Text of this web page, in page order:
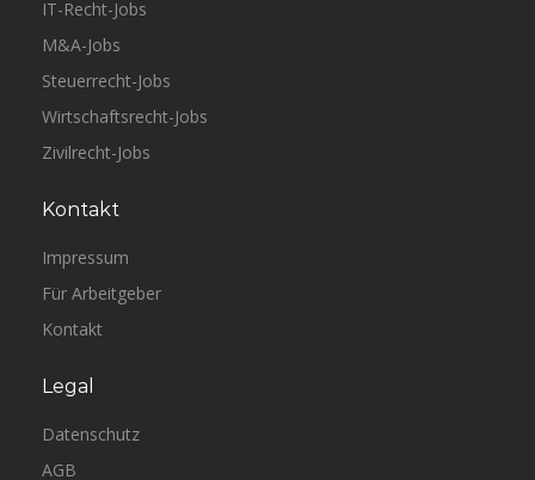
IT-Recht-Jobs
M&A-Jobs
Steuerrecht-Jobs
Wirtschaftsrecht-Jobs
Zivilrecht-Jobs
Kontakt
Impressum
Für Arbeitgeber
Kontakt
Legal
Datenschutz
AGB